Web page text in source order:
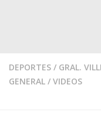
DEPORTES / GRAL.
GENERAL / VIDEOS